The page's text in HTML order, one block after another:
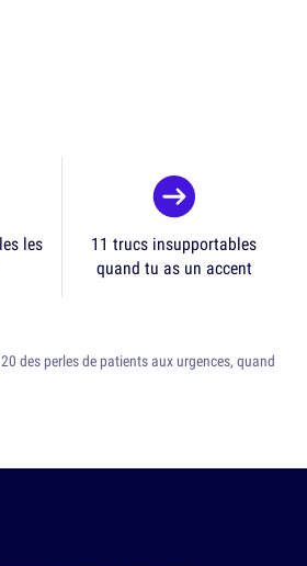
les
11 trucs insupportables
quand tu as un accent
des perles de patients aux urgences, quand